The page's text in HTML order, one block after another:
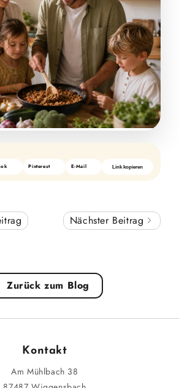
Pinterest E-Mail Link kopieren
Nächster Beitrag
Zurück zum Blog
Kontakt
Am Mühlbach 38